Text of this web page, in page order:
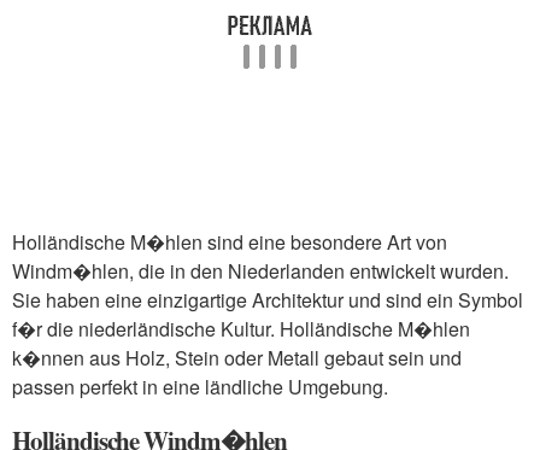
Holländische M�hlen sind eine besondere Art von
Windm�hlen, die in den Niederlanden entwickelt wurden.
Sie haben eine einzigartige Architektur und sind ein Symbol
f�r die niederländische Kultur. Holländische M�hlen
k�nnen aus Holz, Stein oder Metall gebaut sein und
passen perfekt in eine ländliche Umgebung.
Holländische Windm�hlen